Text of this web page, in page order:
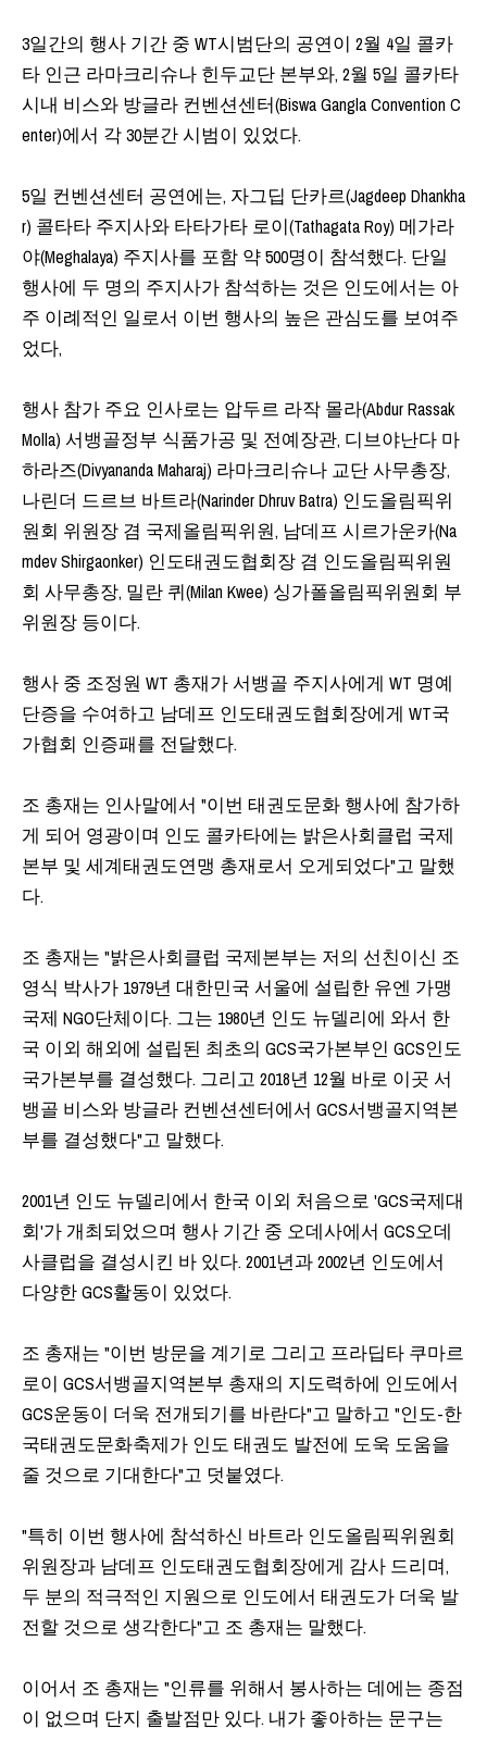
3일간의 행사 기간 중 WT시범단의 공연이 2월 4일 콜카
타 인근 라마크리슈나 힌두교단 본부와, 2월 5일 콜카타
시내 비스와 방글라 컨벤션센터(Biswa Gangla Convention C
enter)에서 각 30분간 시범이 있었다.
5일 컨벤션센터 공연에는, 자그딥 단카르(Jagdeep Dhankha
r) 콜타타 주지사와 타타가타 로이(Tathagata Roy) 메가라
야(Meghalaya) 주지사를 포함 약 500명이 참석했다. 단일
행사에 두 명의 주지사가 참석하는 것은 인도에서는 아
주 이례적인 일로서 이번 행사의 높은 관심도를 보여주
었다,
행사 참가 주요 인사로는 압두르 라작 몰라(Abdur Rassak
Molla) 서뱅골정부 식품가공 및 전예장관, 디브야난다 마
하라즈(Divyananda Maharaj) 라마크리슈나 교단 사무총장,
나린더 드르브 바트라(Narinder Dhruv Batra) 인도올림픽위
원회 위원장 겸 국제올림픽위원, 남데프 시르가운카(Na
mdev Shirgaonker) 인도태권도협회장 겸 인도올림픽위원
회 사무총장, 밀란 퀴(Milan Kwee) 싱가폴올림픽위원회 부
위원장 등이다.
행사 중 조정원 WT 총재가 서뱅골 주지사에게 WT 명예
단증을 수여하고 남데프 인도태권도협회장에게 WT국
가협회 인증패를 전달했다.
조 총재는 인사말에서 "이번 태권도문화 행사에 참가하
게 되어 영광이며 인도 콜카타에는 밝은사회클럽 국제
본부 및 세계태권도연맹 총재로서 오게되었다"고 말했
다.
조 총재는 "밝은사회클럽 국제본부는 저의 선친이신 조
영식 박사가 1979년 대한민국 서울에 설립한 유엔 가맹
국제 NGO단체이다. 그는 1980년 인도 뉴델리에 와서 한
국 이외 해외에 설립된 최초의 GCS국가본부인 GCS인도
국가본부를 결성했다. 그리고 2018년 12월 바로 이곳 서
뱅골 비스와 방글라 컨벤션센터에서 GCS서뱅골지역본
부를 결성했다"고 말했다.
2001년 인도 뉴델리에서 한국 이외 처음으로 'GCS국제대
회'가 개최되었으며 행사 기간 중 오데사에서 GCS오데
사클럽을 결성시킨 바 있다. 2001년과 2002년 인도에서
다양한 GCS활동이 있었다.
조 총재는 "이번 방문을 계기로 그리고 프라딥타 쿠마르
로이 GCS서뱅골지역본부 총재의 지도력하에 인도에서
GCS운동이 더욱 전개되기를 바란다"고 말하고 "인도-한
국태권도문화축제가 인도 태권도 발전에 도욱 도움을
줄 것으로 기대한다"고 덧붙였다.
"특히 이번 행사에 참석하신 바트라 인도올림픽위원회
위원장과 남데프 인도태권도협회장에게 감사 드리며,
두 분의 적극적인 지원으로 인도에서 태권도가 더욱 발
전할 것으로 생각한다"고 조 총재는 말했다.
이어서 조 총재는 "인류를 위해서 봉사하는 데에는 종점
이 없으며 단지 출발점만 있다. 내가 좋아하는 문구는